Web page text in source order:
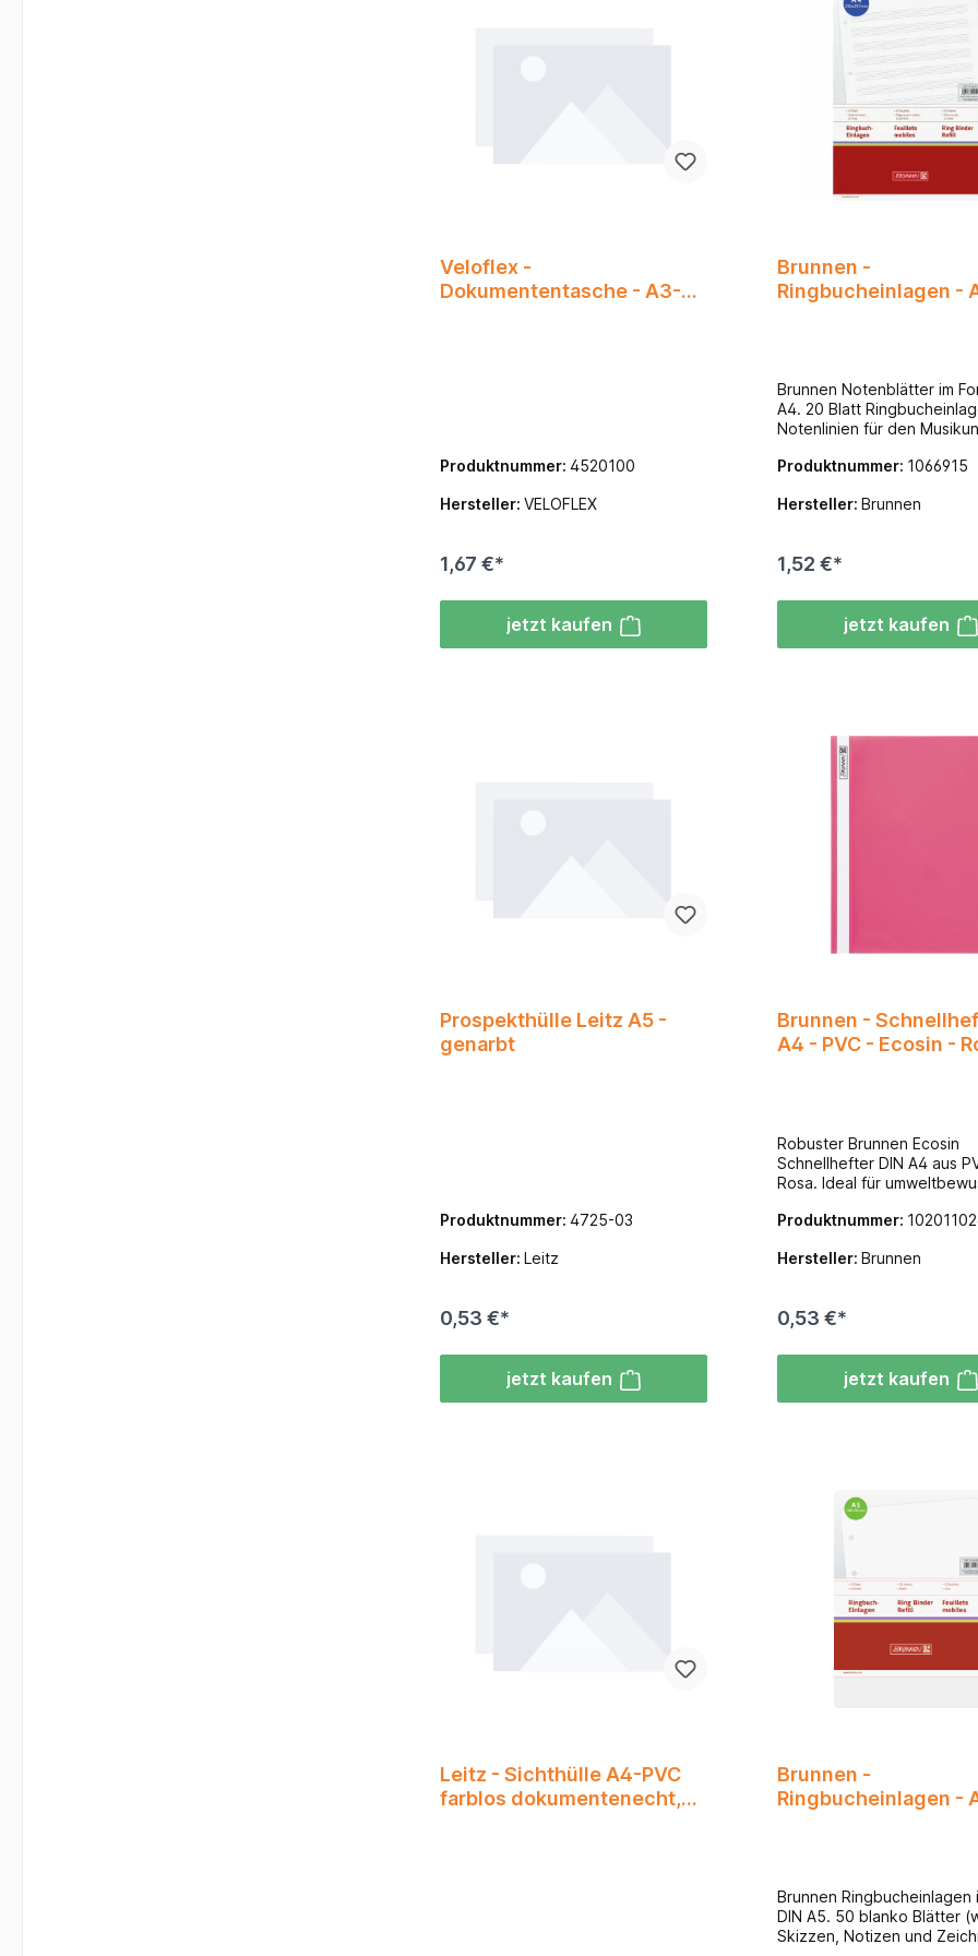
Veloflex -
Dokumententasche - A3-
Produktnummer: 4520100
Hersteller: VELOFLEX
1,67 €*
jetzt kaufen
Brunnen -
Ringbucheinlagen -
Brunnen Notenblätter im
A4. 20 Blatt
Notenlinien für den
Produktnummer: 1066915
Hersteller: Brunnen
1,52 €*
jetzt kaufen
Prospekthülle Leitz A5 -
genarbt
Produktnummer: 4725-03
Hersteller: Leitz
0,53 €*
jetzt kaufen
Brunnen -
A4 - PVC - Ecosin -
Robuster Brunnen Ecosin
Schnellhefter DIN A4 aus
Rosa. Ideal für
Beschriftungsstreifen.
Produktnummer:
Hersteller: Brunnen
0,53 €*
jetzt kaufen
Leitz - Sichthülle A4-PVC
farblos dokumentenecht,
Brunnen -
Ringbucheinlagen -
Brunnen Ringbucheinlagen
DIN A5. 50 blanko Blätter
Skizzen, Notizen und